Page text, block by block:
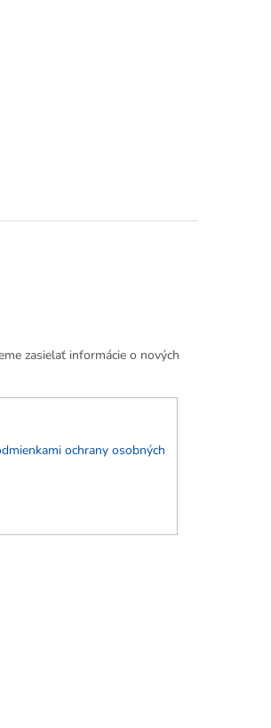
zasielať informácie o nových
ochrany osobných